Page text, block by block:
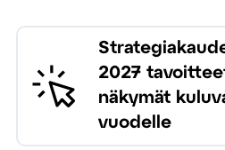
2027
näkymät
vuodelle